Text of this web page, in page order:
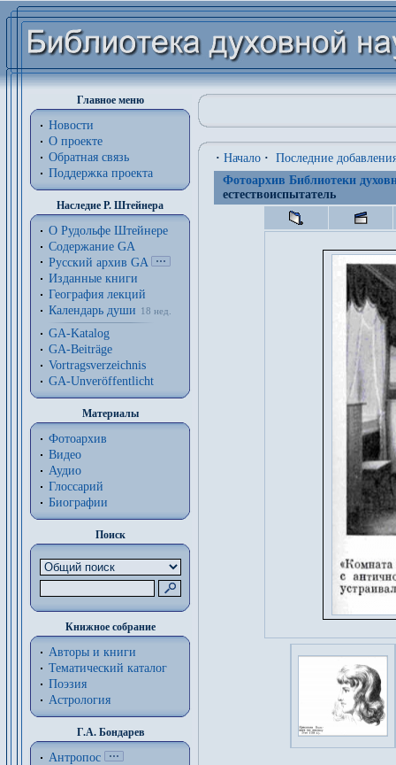
Главное меню
Новости
О проекте
Обратная связь
Поддержка проекта
Наследие Р. Штейнера
О Рудольфе Штейнере
Содержание GA
Русский архив GA
Изданные книги
География лекций
Календарь души
18 нед.
GA-Katalog
GA-Beiträge
Vortragsverzeichnis
GA-Unveröffentlicht
Материалы
Фотоархив
Видео
Аудио
Глоссарий
Биографии
Поиск
Книжное собрание
Авторы и книги
Тематический каталог
Поэзия
Астрология
Г.А. Бондарев
Антропос
· Начало · Последние
Фотоархив Библиотеки
естествоиспытатель